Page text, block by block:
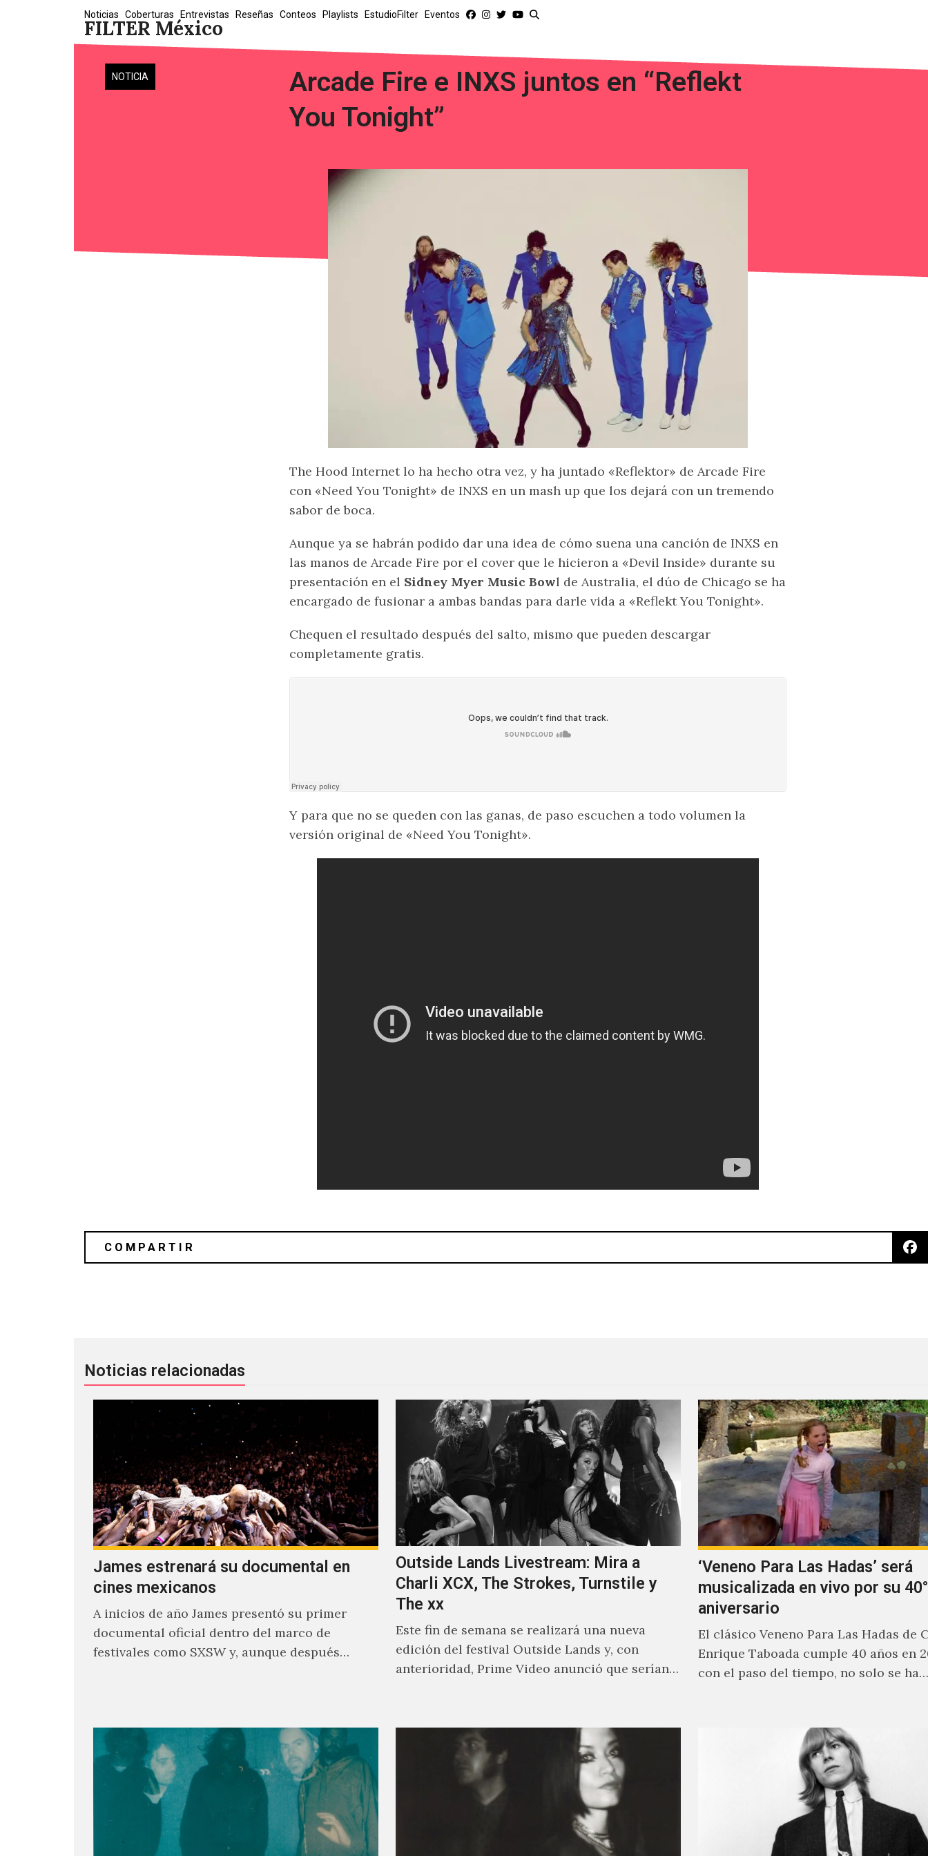
FILTER México
Noticias Coberturas Entrevistas Reseñas Conteos Playlists EstudioFilter Eventos
NOTICIA
Arcade Fire e INXS juntos en “Reflekt
You Tonight”
The Hood Internet lo ha hecho otra vez, y ha juntado «Reflektor» de Arcade Fire
con «Need You Tonight» de INXS en un mash up que los dejará con un tremendo
sabor de boca.
Aunque ya se habrán podido dar una idea de cómo suena una canción de INXS en
las manos de Arcade Fire por el cover que le hicieron a «Devil Inside» durante su
presentación en el Sidney Myer Music Bowl de Australia, el dúo de Chicago se ha
encargado de fusionar a ambas bandas para darle vida a «Reflekt You Tonight».
Chequen el resultado después del salto, mismo que pueden descargar
completamente gratis.
Y para que no se queden con las ganas, de paso escuchen a todo volumen la
versión original de «Need You Tonight».
Noticias relacionadas
James estrenará su documental en
cines mexicanos
A inicios de año James presentó su primer
documental oficial dentro del marco de
festivales como SXSW y, aunque después
Outside Lands Livestream: Mira a
Charli XCX, The Strokes, Turnstile y
The xx
Este fin de semana se realizará una nueva
edición del festival Outside Lands y, con
anterioridad, Prime Video anunció que serían
‘Veneno Para Las Hadas’ será
musicalizada en vivo por su 40°
aniversario
El clásico Veneno Para Las Hadas de
Enrique Taboada cumple 40 años en
con el paso del tiempo, no solo se ha…